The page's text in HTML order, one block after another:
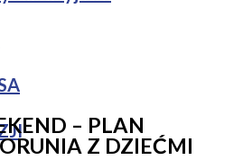
– PLAN
Z DZIEĆMI